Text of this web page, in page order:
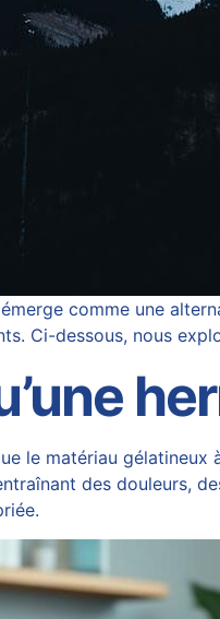
comme une
Ci-dessous, nous
le matériau gélatineux
des douleurs,